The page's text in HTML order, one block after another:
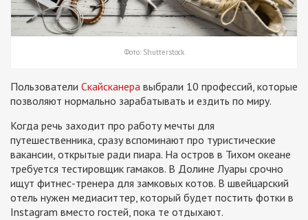
Фото: Shutterstock
Пользователи Скайсканера выбрали 10 профессий, которые
позволяют нормально зарабатывать и ездить по миру.
Когда речь заходит про работу мечты для
путешественника, сразу вспоминают про туристические
вакансии, открытые ради пиара. На остров в Тихом океане
требуется тестировщик гамаков. В Долине Луары срочно
ищут фитнес-тренера для замковых котов. В швейцарский
отель нужен медиаситтер, который будет постить фотки в
Instagram вместо гостей, пока те отдыхают.